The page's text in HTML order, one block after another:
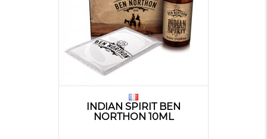
INDIAN SPIRIT BEN
NORTHON 10ML